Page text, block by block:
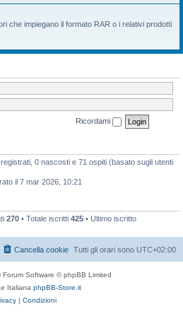
che impiegano il formato RAR o i relativi prodotti
Ricordami
0 nascosti e 71 ospiti (basato sugli utenti
il 7 mar 2026, 10:21
270 • Totale iscritti 425 • Ultimo iscritto
Tutti gli orari sono UTC+02:00
Cancella cookie
Forum Software © phpBB Limited
Italiana phpBB-Store.it
| Condizioni